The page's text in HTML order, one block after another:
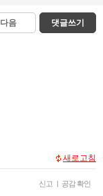
다음 댓글쓰기
새로고침
신고 | 공감 확인